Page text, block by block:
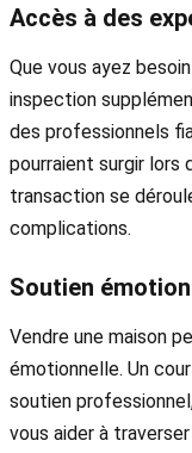
Accès à des
Que vous ayez
inspection
des professionnels
pourraient surgir lors
transaction se
complications.
Soutien
Vendre une maison
émotionnelle. Un
soutien
vous aider à